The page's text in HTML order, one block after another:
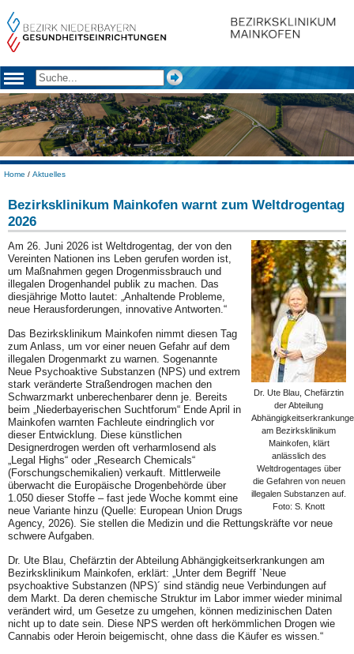
Home / Aktuelles
Bezirksklinikum Mainkofen warnt zum Weltdrogentag
2026
Dr. Ute Blau, Chefärztin
der Abteilung
am Bezirksklinikum
Mainkofen, klärt
anlässlich des
Weltdrogentages über
die Gefahren von neuen
illegalen Substanzen auf.
Foto: S. Knott
Am 26. Juni 2026 ist Weltdrogentag, der von den
Vereinten Nationen ins Leben gerufen worden ist,
um Maßnahmen gegen Drogenmissbrauch und
illegalen Drogenhandel publik zu machen. Das
diesjährige Motto lautet: „Anhaltende Probleme,
neue Herausforderungen, innovative Antworten.“
Das Bezirksklinikum Mainkofen nimmt diesen Tag
zum Anlass, um vor einer neuen Gefahr auf dem
illegalen Drogenmarkt zu warnen. Sogenannte
Neue Psychoaktive Substanzen (NPS) und extrem
stark veränderte Straßendrogen machen den
Schwarzmarkt unberechenbarer denn je. Bereits
beim „Niederbayerischen Suchtforum“ Ende April in
Mainkofen warnten Fachleute eindringlich vor
dieser Entwicklung. Diese künstlichen
Designerdrogen werden oft verharmlosend als
„Legal Highs“ oder „Research Chemicals“
(Forschungschemikalien) verkauft. Mittlerweile
überwacht die Europäische Drogenbehörde über
1.050 dieser Stoffe – fast jede Woche kommt eine
neue Variante hinzu (Quelle: European Union Drugs
Agency, 2026). Sie stellen die Medizin und die Rettungskräfte vor neue
schwere Aufgaben.
Dr. Ute Blau, Chefärztin der Abteilung Abhängigkeitserkrankungen am
Bezirksklinikum Mainkofen, erklärt: „Unter dem Begriff `Neue
psychoaktive Substanzen (NPS)´ sind ständig neue Verbindungen auf
dem Markt. Da deren chemische Struktur im Labor immer wieder minimal
verändert wird, um Gesetze zu umgehen, können medizinischen Daten
nicht up to date sein. Diese NPS werden oft herkömmlichen Drogen wie
Cannabis oder Heroin beigemischt, ohne dass die Käufer es wissen.“